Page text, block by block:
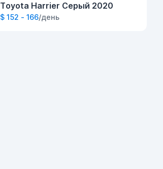
Toyota Harrier Серый 2020
$ 152 - 166/день